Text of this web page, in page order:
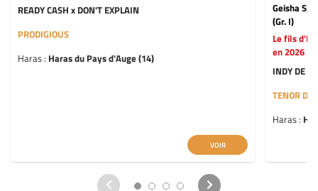
READY CASH x DON'T EXPLAIN
PRODIGIOUS
Haras : Haras du Pays d'Auge (14)
VOIR
Geisha
(Gr. I)
Le fils
en 2026
INDY DE
TENOR DE
Haras :